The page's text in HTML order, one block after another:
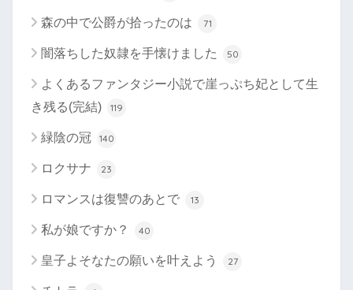
森の中で公爵が拾ったのは 71
闇落ちした奴隷を手懐けました 50
よくあるファンタジー小説で崖っぷち妃として生
き残る(完結)
119
緑陰の冠 140
ロクサナ 23
ロマンスは復讐のあとで 13
私が娘ですか？ 40
皇子よそなたの願いを叶えよう 27